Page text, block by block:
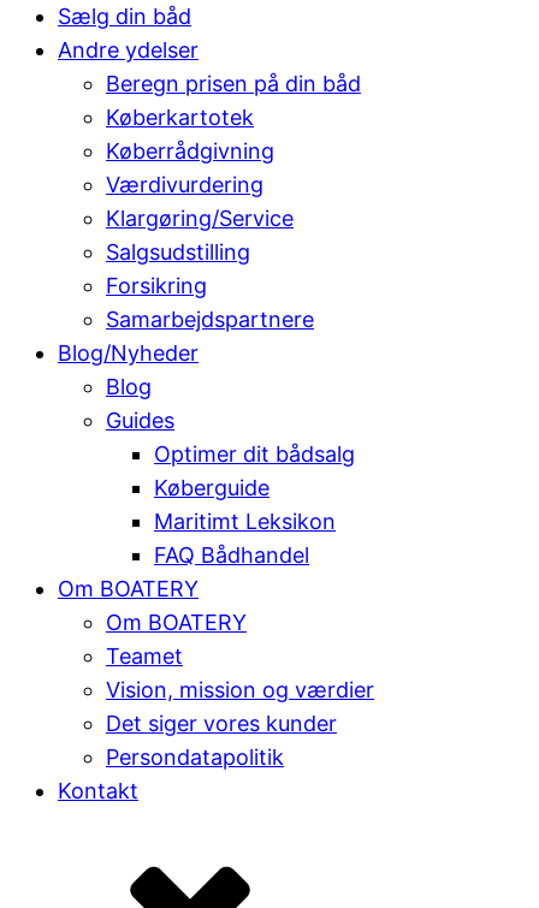
Sælg din båd
Andre ydelser
Beregn prisen på din båd
Køberkartotek
Køberrådgivning
Værdivurdering
Klargøring/Service
Salgsudstilling
Forsikring
Samarbejdspartnere
Blog/Nyheder
Blog
Guides
Optimer dit bådsalg
Køberguide
Maritimt Leksikon
FAQ Bådhandel
Om BOATERY
Om BOATERY
Teamet
Vision, mission og værdier
Det siger vores kunder
Persondatapolitik
Kontakt